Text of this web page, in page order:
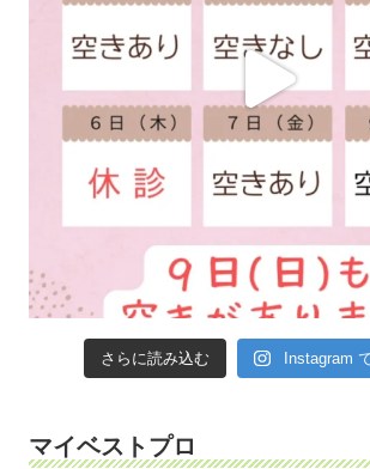
さらに読み込む Instagram
マイベストプロ